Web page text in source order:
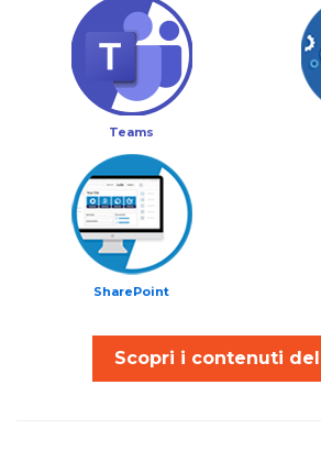
Teams
SharePoint
Scopri i contenuti